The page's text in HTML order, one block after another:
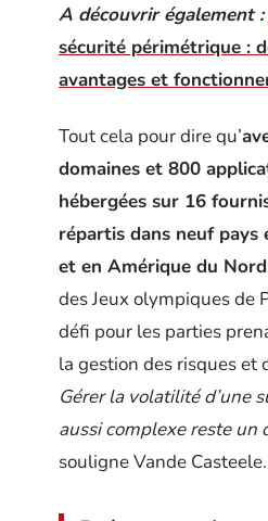
A découvrir également :
sécurité périmétrique :
avantages et
Tout cela pour dire qu’
domaines et 800
hébergées sur 16
répartis dans neuf pays
et en Amérique du Nord
des Jeux olympiques de
défi pour les parties
la gestion des risques et
Gérer la volatilité d’une
aussi complexe reste un
souligne Vande Casteele.